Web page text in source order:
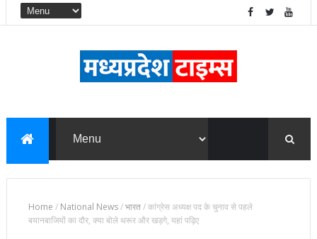
Home / National News/भारत/कांग्रेस अध्यक्ष पद के चुनाव से पहले
बयानबाजियों का दौर, क्या बोले थरूर और खड़गे, यहां पढ़िए